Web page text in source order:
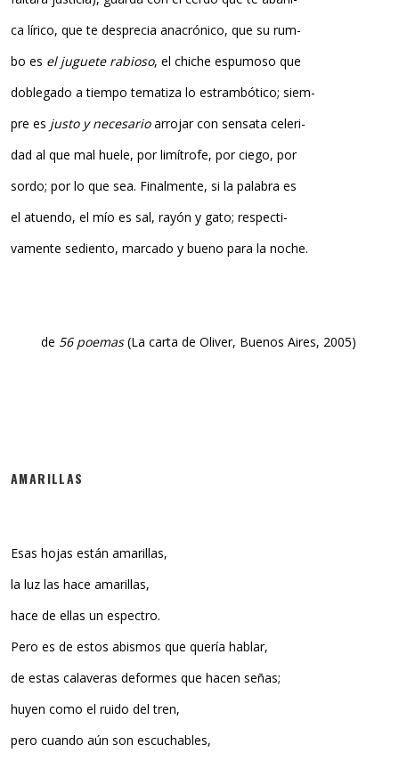
ca lírico, que te desprecia anacrónico, que su rum-
bo es el juguete rabioso, el chiche espumoso que
doblegado a tiempo tematiza lo estrambótico; siem-
pre es justo y necesarioarrojar con sensata celeri-
dad al que mal huele, por limítrofe, por ciego, por
sordo; por lo que sea. Finalmente, si la palabra es
el atuendo, el mío es sal, rayón y gato; respecti-
vamente sediento, marcado y bueno para la noche.
de 56 poemas(La carta de Oliver, Buenos Aires, 2005)
AMARILLAS
Esas hojas están amarillas,
la luz las hace amarillas,
hace de ellas un espectro.
Pero es de estos abismos que quería hablar,
de estas calaveras deformes que hacen señas;
huyen como el ruido del tren,
pero cuando aún son escuchables,